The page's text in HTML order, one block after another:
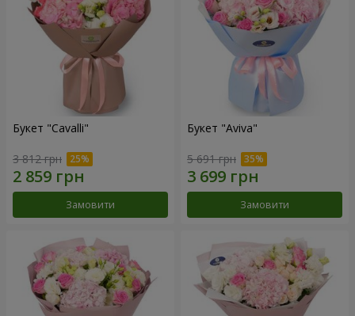
Букет "Cаvalli"
3 812 грн
Замовити
Букет "Aviva"
5 691 грн
Замовити